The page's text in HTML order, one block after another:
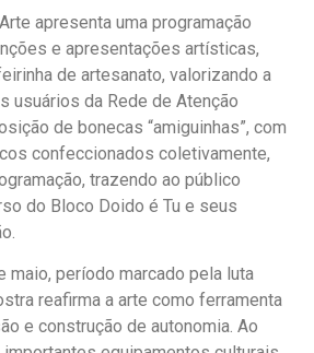
apresenta uma programação
e apresentações artísticas,
de artesanato, valorizando a
usuários da Rede de Atenção
de bonecas “amiguinhas”, com
confeccionados coletivamente,
trazendo ao público
do Bloco Doido é Tu e seus
maio, período marcado pela luta
reafirma a arte como ferramenta
e construção de autonomia. Ao